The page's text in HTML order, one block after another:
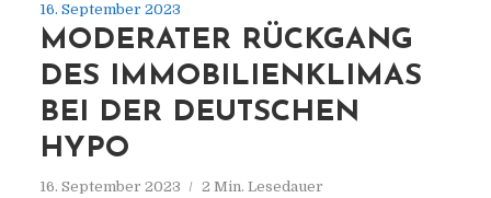
16. September 2023
MODERATER RÜCKGANG
DES IMMOBILIENKLIMAS
BEI DER DEUTSCHEN
HYPO
16. September 2023 2 Min. Lesedauer